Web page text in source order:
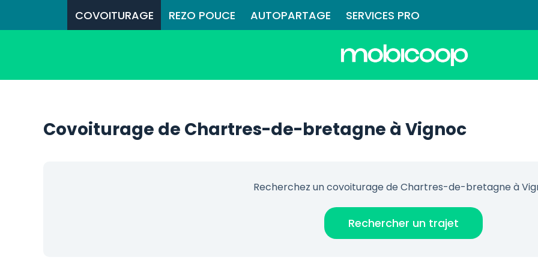
COVOITURAGE REZO POUCE AUTOPARTAGE SERVICES PRO
Covoiturage de Chartres-de-bretagne à Vignoc
Recherchez un covoiturage de Chartres-de-bretagne à
Rechercher un trajet